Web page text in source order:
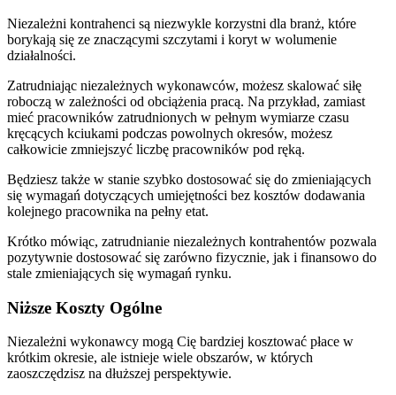
Niezależni kontrahenci są niezwykle korzystni dla branż, które
borykają się ze znaczącymi szczytami i koryt w wolumenie
działalności.
Zatrudniając niezależnych wykonawców, możesz skalować siłę
roboczą w zależności od obciążenia pracą. Na przykład, zamiast
mieć pracowników zatrudnionych w pełnym wymiarze czasu
kręcących kciukami podczas powolnych okresów, możesz
całkowicie zmniejszyć liczbę pracowników pod ręką.
Będziesz także w stanie szybko dostosować się do zmieniających
się wymagań dotyczących umiejętności bez kosztów dodawania
kolejnego pracownika na pełny etat.
Krótko mówiąc, zatrudnianie niezależnych kontrahentów pozwala
pozytywnie dostosować się zarówno fizycznie, jak i finansowo do
stale zmieniających się wymagań rynku.
Niższe Koszty Ogólne
Niezależni wykonawcy mogą Cię bardziej kosztować płace w
krótkim okresie, ale istnieje wiele obszarów, w których
zaoszczędzisz na dłuższej perspektywie.